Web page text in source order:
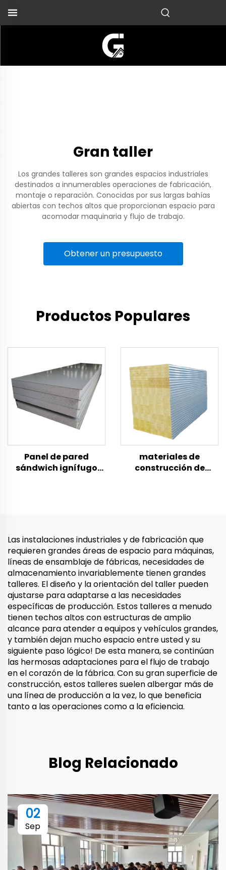
Gran taller
Los grandes talleres son grandes espacios industriales
destinados a innumerables operaciones de fabricación,
montaje o reparación. Conocidas por sus largas bahías
abiertas con techos altos que proporcionan espacio para
acomodar maquinaria y flujo de trabajo.
Obtener un presupuesto
Productos Populares
Panel de pared
sándwich ignífugo
aislamiento
materiales de
construcción de
prefabricada
Las instalaciones industriales y de fabricación que
requieren grandes áreas de espacio para máquinas,
líneas de ensamblaje de fábricas, necesidades de
almacenamiento invariablemente tienen grandes
talleres. El diseño y la orientación del taller pueden
ajustarse para adaptarse a las necesidades
específicas de producción. Estos talleres a menudo
tienen techos altos con estructuras de amplio
alcance para atender a equipos y vehículos grandes,
y también dejan mucho espacio entre usted y su
siguiente paso lógico! De esta manera, se continúan
las hermosas adaptaciones para el flujo de trabajo
en el corazón de la fábrica. Con su gran superficie de
construcción, estos talleres suelen albergar más de
una línea de producción a la vez, lo que beneficia
tanto a las operaciones como a la eficiencia.
Blog Relacionado
02
Sep